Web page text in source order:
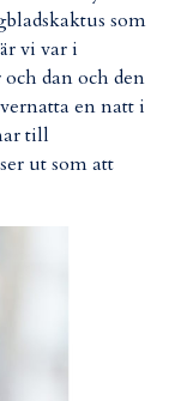
som
vi var i
och dan och den
en natt i
till
ut som att